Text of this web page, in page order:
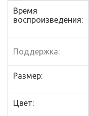
Время
воспроизведения:
Поддержка:
Размер:
Цвет: